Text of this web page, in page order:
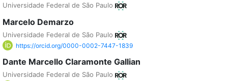
Universidade Federal de São Paulo
Marcelo Demarzo
Universidade Federal de São Paulo
https://orcid.org/0000-0002-7447-1839
Dante Marcello Claramonte Gallian
Universidade Federal de São Paulo